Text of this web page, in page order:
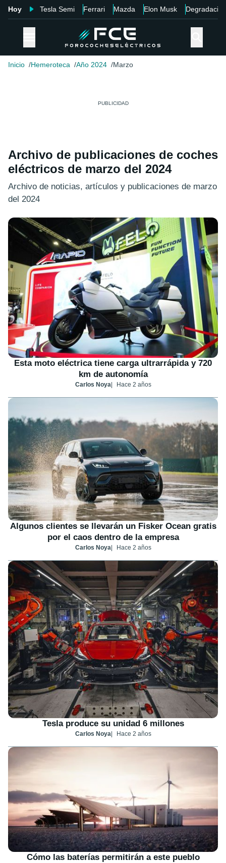
Hoy Tesla Semi Ferrari Mazda Elon Musk Degradación
Inicio Hemeroteca Año 2024 Marzo
Archivo de publicaciones de coches
eléctricos de marzo del 2024
Archivo de noticias, artículos y publicaciones de marzo
del 2024
Esta moto eléctrica tiene carga ultrarrápida y 720
km de autonomía
Carlos Noya Hace 2 años
Algunos clientes se llevarán un Fisker Ocean gratis
por el caos dentro de la empresa
Carlos Noya Hace 2 años
Tesla produce su unidad 6 millones
Carlos Noya Hace 2 años
Cómo las baterías permitirán a este pueblo